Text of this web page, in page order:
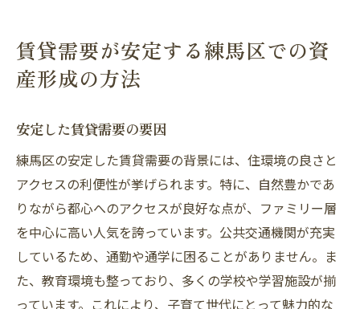
賃貸需要が安定する練馬区での資
産形成の方法
安定した賃貸需要の要因
練馬区の安定した賃貸需要の背景には、住環境の良さと
アクセスの利便性が挙げられます。特に、自然豊かであ
りながら都心へのアクセスが良好な点が、ファミリー層
を中心に高い人気を誇っています。公共交通機関が充実
しているため、通勤や通学に困ることがありません。ま
た、教育環境も整っており、多くの学校や学習施設が揃
っています。これにより、子育て世代にとって魅力的な